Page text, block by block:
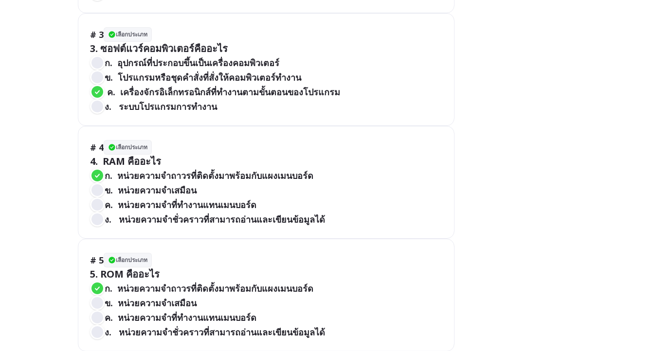
# 3 เลือกประเภท
3. ซอฟต์แวร์คอมพิวเตอร์คืออะไร
ก.  อุปกรณ์ที่ประกอบขึ้นเป็นเครื่องคอมพิวเตอร์
ข.  โปรแกรมหรือชุดคำสั่งที่สั่งให้คอมพิวเตอร์ทำงาน
ค.  เครื่องจักรอิเล็กทรอนิกส์ที่ทำงานตามขั้นตอนของโปรแกรม
ง.   ระบบโปรแกรมการทำงาน
# 4 เลือกประเภท
4.  RAM คืออะไร
ก.  หน่วยความจำถาวรที่ติดตั้งมาพร้อมกับแผงเมนบอร์ด
ข.  หน่วยความจำเสมือน
ค.  หน่วยความจำที่ทำงานแทนเมนบอร์ด
ง.   หน่วยความจำชั่วคราวที่สามารถอ่านและเขียนข้อมูลได้
# 5 เลือกประเภท
5. ROM คืออะไร
ก.  หน่วยความจำถาวรที่ติดตั้งมาพร้อมกับแผงเมนบอร์ด
ข.  หน่วยความจำเสมือน
ค.  หน่วยความจำที่ทำงานแทนเมนบอร์ด
ง.   หน่วยความจำชั่วคราวที่สามารถอ่านและเขียนข้อมูลได้